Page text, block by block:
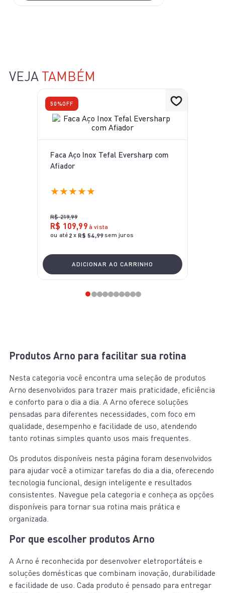
VEJA TAMBÉM
50%OFF
Faca Aço Inox Tefal Eversharp com
Afiador
★★★★★
R$ 219,99
R$ 109,99 à vista
ou até 2 x R$ 54,99sem juros
ADICIONAR AO CARRINHO
Produtos Arno para facilitar sua rotina
Nesta categoria você encontra uma seleção de produtos
Arno desenvolvidos para trazer mais praticidade, eficiência
e conforto para o dia a dia. A Arno oferece soluções
pensadas para diferentes necessidades, com foco em
qualidade, desempenho e facilidade de uso, atendendo
tanto rotinas simples quanto usos mais frequentes.
Os produtos disponíveis nesta página foram desenvolvidos
para ajudar você a otimizar tarefas do dia a dia, oferecendo
tecnologia funcional, design inteligente e resultados
consistentes. Navegue pela categoria e conheça as opções
disponíveis para tornar sua rotina mais prática e
organizada.
Por que escolher produtos Arno
A Arno é reconhecida por desenvolver eletroportáteis e
soluções domésticas que combinam inovação, durabilidade
e facilidade de uso. Cada produto é pensado para entregar